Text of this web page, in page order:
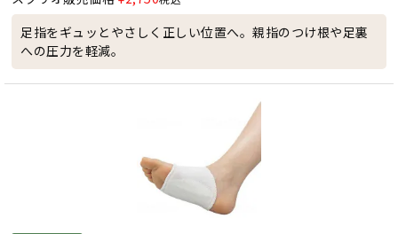
足指をギュッとやさしく正しい位置へ。親指のつけ根や足裏
への圧力を軽減。